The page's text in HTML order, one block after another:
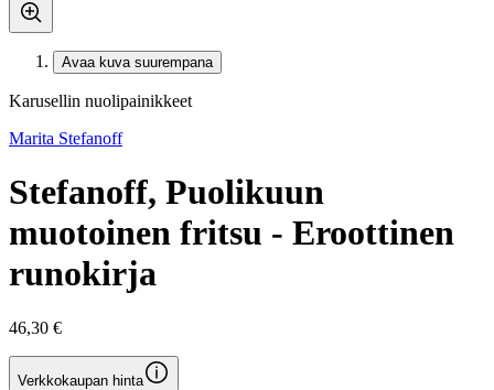
Avaa kuva suurempana
Karusellin nuolipainikkeet
Marita Stefanoff
Stefanoff, Puolikuun
muotoinen fritsu - Eroottinen
runokirja
46,30 €
Verkkokaupan hinta